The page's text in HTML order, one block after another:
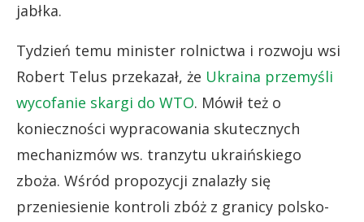
jabłka.
Tydzień temu minister rolnictwa i rozwoju wsi
Robert Telus przekazał, że Ukraina przemyśli
wycofanie skargi do WTO. Mówił też o
konieczności wypracowania skutecznych
mechanizmów ws. tranzytu ukraińskiego
zboża. Wśród propozycji znalazły się
przeniesienie kontroli zbóż z granicy polsko-